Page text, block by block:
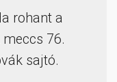
rohant a
meccs 76.
sajtó.